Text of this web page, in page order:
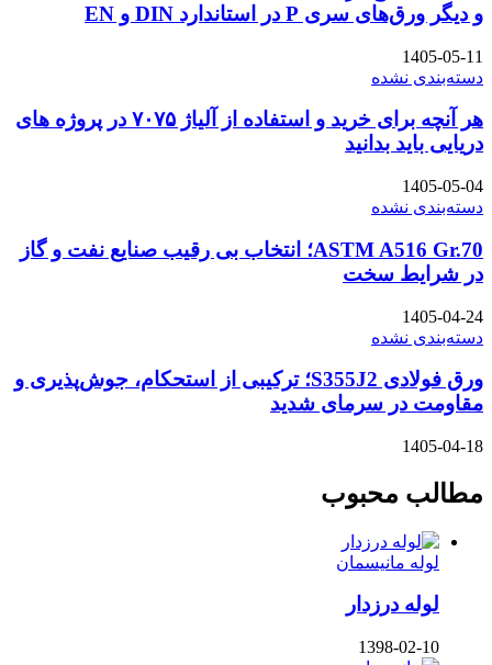
و دیگر ورق‌های سری P در استاندارد DIN و EN
1405-05-11
دسته‌بندی نشده
هر آنچه برای خرید و استفاده از آلیاژ ۷۰۷۵ در پروژه های
دریایی باید بدانید
1405-05-04
دسته‌بندی نشده
ASTM A516 Gr.70؛ انتخاب بی رقیب صنایع نفت و گاز
در شرایط سخت
1405-04-24
دسته‌بندی نشده
ورق فولادی S355J2؛ ترکیبی از استحکام، جوش‌پذیری و
مقاومت در سرمای شدید
1405-04-18
مطالب محبوب
لوله مانیسمان
لوله درزدار
1398-02-10